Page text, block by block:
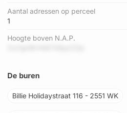
Aantal adressen op perceel
1
Hoogte boven N.A.P.
De buren
Billie Holidaystraat 116 - 2551 WK